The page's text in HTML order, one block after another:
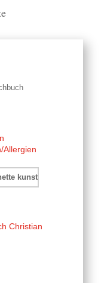
h
Allergien
Christian